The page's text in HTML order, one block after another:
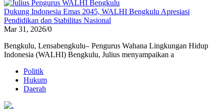
Dukung Indonesia Emas 2045, WALHI Bengkulu Apresiasi
Pendidikan dan Stabilitas Nasional
Mar 31, 2026/0
Bengkulu, Lensabengkulu– Pengurus Wahana Lingkungan Hidup
Indonesia (WALHI) Bengkulu, Julius menyampaikan a
Politik
Hukum
Daerah